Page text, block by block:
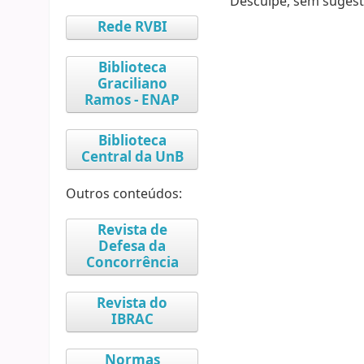
Rede RVBI
Biblioteca
Graciliano
Ramos - ENAP
Biblioteca
Central da UnB
Outros conteúdos:
Revista de
Defesa da
Concorrência
Revista do
IBRAC